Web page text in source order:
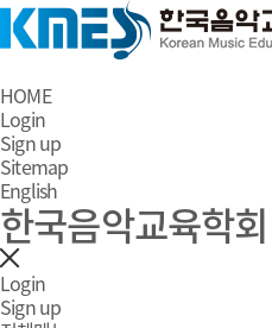
HOME
Login
Sign up
Sitemap
English
한국음악교육학회
Login
Sign up